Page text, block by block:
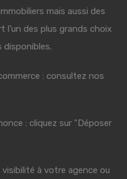
mais aussi des
l'un des plus grands choix
disponibles.
: consultez nos
: cliquez sur "Déposer
à votre agence ou